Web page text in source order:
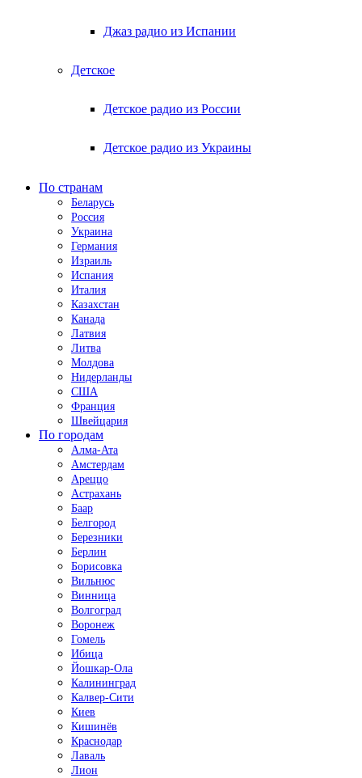
Джаз радио из Испании
Детское
Детское радио из России
Детское радио из Украины
По странам
Беларусь
Россия
Украина
Германия
Израиль
Испания
Италия
Казахстан
Канада
Латвия
Литва
Молдова
Нидерланды
США
Франция
Швейцария
По городам
Алма-Ата
Амстердам
Ареццо
Астрахань
Баар
Белгород
Березники
Берлин
Борисовка
Вильнюс
Винница
Волгоград
Воронеж
Гомель
Ибица
Йошкар-Ола
Калининград
Калвер-Сити
Киев
Кишинёв
Краснодар
Лаваль
Лион